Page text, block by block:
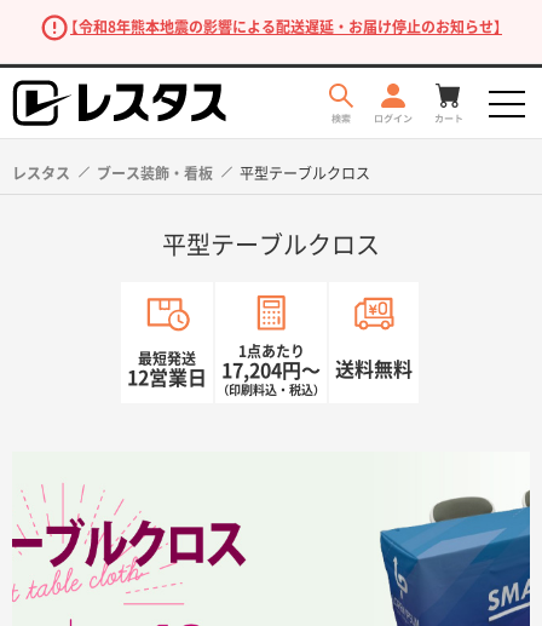
【令和8年熊本地震の影響による配送遅延・お届け停止のお知らせ】
レスタス ブース装飾・看板 平型テーブルクロス
平型テーブルクロス
最短発送
12営業日
1点あたり
17,204円〜
（印刷料込・税込）
送料無料